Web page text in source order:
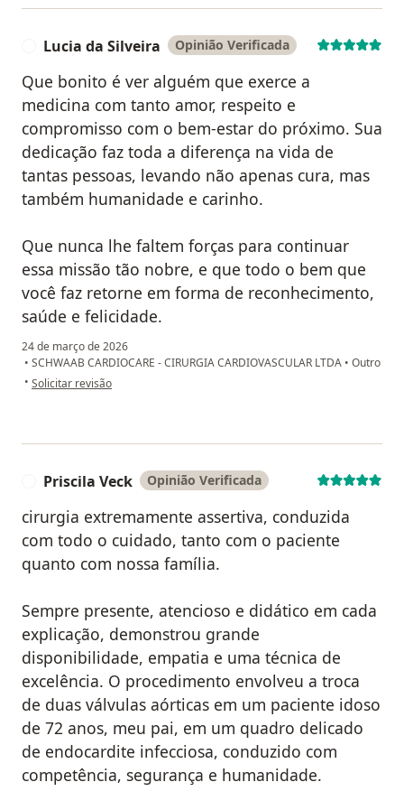
Lucia da Silveira Opinião Verificada
Que bonito é ver alguém que exerce a
medicina com tanto amor, respeito e
compromisso com o bem-estar do próximo. Sua
dedicação faz toda a diferença na vida de
tantas pessoas, levando não apenas cura, mas
também humanidade e carinho.
Que nunca lhe faltem forças para continuar
essa missão tão nobre, e que todo o bem que
você faz retorne em forma de reconhecimento,
saúde e felicidade.
24 de março de 2026
• SCHWAAB CARDIOCARE - CIRURGIA CARDIOVASCULAR LTDA • Outro
• na opinião do utilizador Lucia da Silveira
Solicitar revisão
Priscila Veck Opinião Verificada
cirurgia extremamente assertiva, conduzida
com todo o cuidado, tanto com o paciente
quanto com nossa família.
Sempre presente, atencioso e didático em cada
explicação, demonstrou grande
disponibilidade, empatia e uma técnica de
excelência. O procedimento envolveu a troca
de duas válvulas aórticas em um paciente idoso
de 72 anos, meu pai, em um quadro delicado
de endocardite infecciosa, conduzido com
competência, segurança e humanidade.